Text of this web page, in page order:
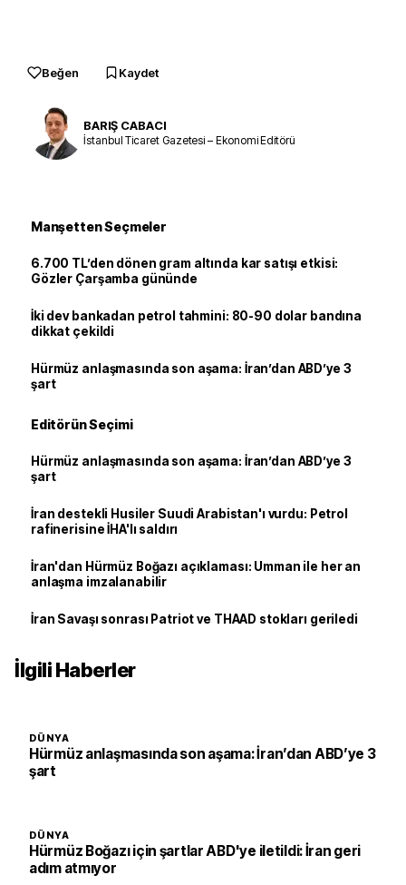
Beğen Kaydet
BARIŞ CABACI
İstanbul Ticaret Gazetesi – Ekonomi Editörü
Manşetten Seçmeler
6.700 TL’den dönen gram altında kar satışı etkisi:
Gözler Çarşamba gününde
İki dev bankadan petrol tahmini: 80-90 dolar bandına
dikkat çekildi
Hürmüz anlaşmasında son aşama: İran’dan ABD’ye 3
şart
Editörün Seçimi
Hürmüz anlaşmasında son aşama: İran’dan ABD’ye 3
şart
İran destekli Husiler Suudi Arabistan'ı vurdu: Petrol
rafinerisine İHA'lı saldırı
İran'dan Hürmüz Boğazı açıklaması: Umman ile her an
anlaşma imzalanabilir
İran Savaşı sonrası Patriot ve THAAD stokları geriledi
İlgili Haberler
DÜNYA
Hürmüz anlaşmasında son aşama: İran’dan ABD’ye 3
şart
DÜNYA
Hürmüz Boğazı için şartlar ABD'ye iletildi: İran geri
adım atmıyor